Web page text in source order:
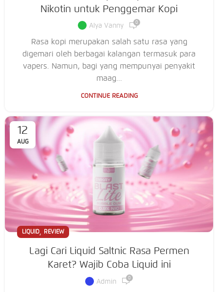
Nikotin untuk Penggemar Kopi
Alya Vanny 0
Rasa kopi merupakan salah satu rasa yang
digemari oleh berbagai kalangan termasuk para
vapers. Namun, bagi yang mempunyai penyakit
maag...
CONTINUE READING
12
AUG
LIQUID, REVIEW
Lagi Cari Liquid Saltnic Rasa Permen
Karet? Wajib Coba Liquid ini
Admin 0